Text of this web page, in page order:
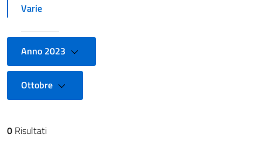
Varie
Anno 2023
Ottobre
0 Risultati